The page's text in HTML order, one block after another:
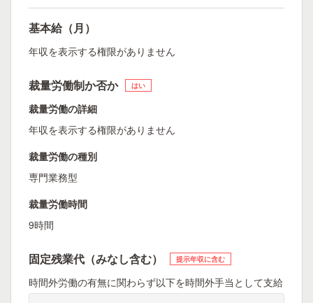
基本給（月）
年収を表示する権限がありません
裁量労働制か否か はい
裁量労働の詳細
年収を表示する権限がありません
裁量労働の種別
専門業務型
裁量労働時間
9時間
固定残業代（みなし含む） 提示年収に含む
時間外労働の有無に関わらず以下を時間外手当として支給